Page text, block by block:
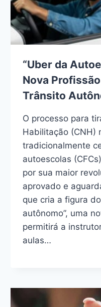
“Uber da
Nova
Trânsito
O processo para
Habilitação (CNH)
tradicionalmente
autoescolas
por sua maior
aprovado e
que cria a figura
autônomo”, uma
permitirá a
aulas…